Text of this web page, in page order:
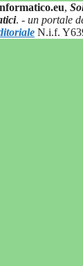
,
. - un portale
N.i.f.